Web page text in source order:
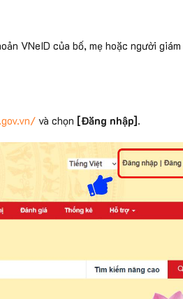
VNeID của bố, mẹ hoặc người giám
và chọn [Đăng nhập].